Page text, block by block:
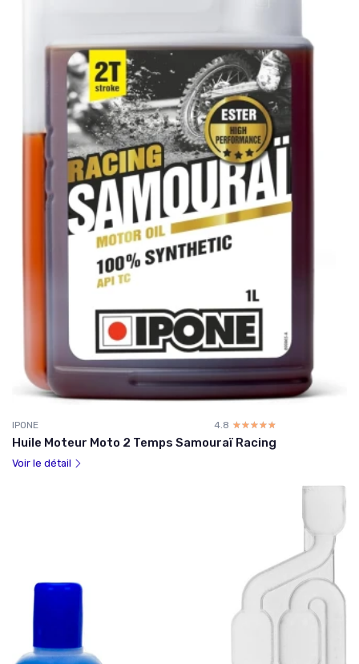
IPONE 4.8 ☆☆☆☆☆
★★★★★
Huile Moteur Moto 2 Temps Samouraï Racing
Voir le détail